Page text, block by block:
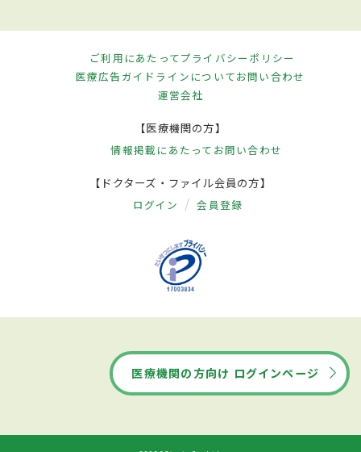
ご利用にあたってプライバシーポリシー
医療広告ガイドラインについてお問い合わせ
運営会社
【医療機関の方】
情報掲載にあたって お問い合わせ
【ドクターズ・ファイル会員の方】
ログイン 会員登録
医療機関の方向け ログインページ